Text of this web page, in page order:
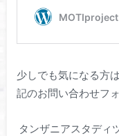
少しでも気になる方
記のお問い合わせフ
タンザニアスタディ